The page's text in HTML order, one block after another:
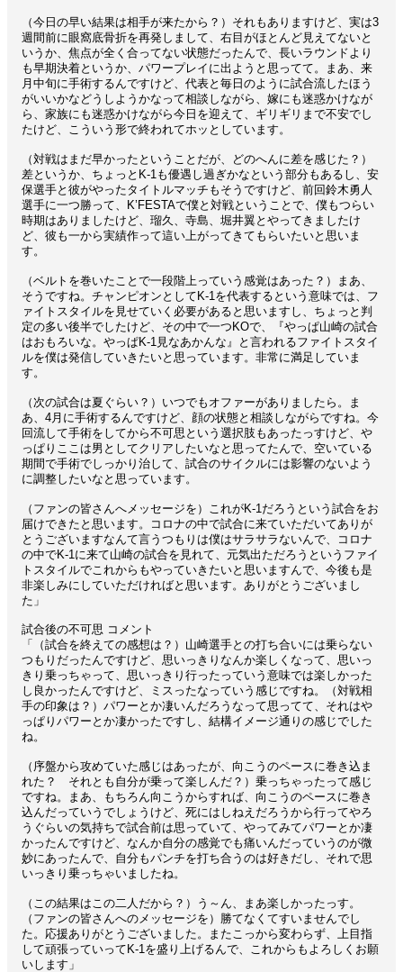
（今日の早い結果は相手が来たから？）それもありますけど、実は3
週間前に眼窩底骨折を再発しまして、右目がほとんど見えてないと
いうか、焦点が全く合ってない状態だったんで、長いラウンドより
も早期決着というか、パワープレイに出ようと思ってて。まあ、来
月中旬に手術するんですけど、代表と毎日のように試合流したほう
がいいかなどうしようかなって相談しながら、嫁にも迷惑かけなが
ら、家族にも迷惑かけながら今日を迎えて、ギリギリまで不安でし
たけど、こういう形で終われてホッとしています。
（対戦はまだ早かったということだが、どのへんに差を感じた？）
差というか、ちょっとK-1も優遇し過ぎかなという部分もあるし、安
保選手と彼がやったタイトルマッチもそうですけど、前回鈴木勇人
選手に一つ勝って、K’FESTAで僕と対戦ということで、僕もつらい
時期はありましたけど、瑠久、寺島、堀井翼とやってきましたけ
ど、彼も一から実績作って這い上がってきてもらいたいと思いま
す。
（ベルトを巻いたことで一段階上っていう感覚はあった？）まあ、
そうですね。チャンピオンとしてK-1を代表するという意味では、フ
ァイトスタイルを見せていく必要があると思いますし、ちょっと判
定の多い後半でしたけど、その中で一つKOで、『やっぱ山崎の試合
はおもろいな。やっぱK-1見なあかんな』と言われるファイトスタイ
ルを僕は発信していきたいと思っています。非常に満足していま
す。
（次の試合は夏ぐらい？）いつでもオファーがありましたら。ま
あ、4月に手術するんですけど、顔の状態と相談しながらですね。今
回流して手術をしてから不可思という選択肢もあったっすけど、や
っぱりここは男としてクリアしたいなと思ってたんで、空いている
期間で手術でしっかり治して、試合のサイクルには影響のないよう
に調整したいなと思っています。
（ファンの皆さんへメッセージを）これがK-1だろうという試合をお
届けできたと思います。コロナの中で試合に来ていただいてありが
とうございますなんて言うつもりは僕はサラサラないんで、コロナ
の中でK-1に来て山崎の試合を見れて、元気出ただろうというファイ
トスタイルでこれからもやっていきたいと思いますんで、今後も是
非楽しみにしていただければと思います。ありがとうございまし
た」
試合後の不可思 コメント
「（試合を終えての感想は？）山崎選手との打ち合いには乗らない
つもりだったんですけど、思いっきりなんか楽しくなって、思いっ
きり乗っちゃって、思いっきり行ったっていう意味では楽しかった
し良かったんですけど、ミスったなっていう感じですね。（対戦相
手の印象は？）パワーとか凄いんだろうなって思ってて、それはや
っぱりパワーとか凄かったですし、結構イメージ通りの感じでした
ね。
（序盤から攻めていた感じはあったが、向こうのペースに巻き込ま
れた？ それとも自分が乗って楽しんだ？）乗っちゃったって感じ
ですね。まあ、もちろん向こうからすれば、向こうのペースに巻き
込んだっていうでしょうけど、死にはしねえだろうから行ってやろ
うぐらいの気持ちで試合前は思っていて、やってみてパワーとか凄
かったんですけど、なんか自分の感覚でも痛いんだっていうのが微
妙にあったんで、自分もパンチを打ち合うのは好きだし、それで思
いっきり乗っちゃいましたね。
（この結果はこの二人だから？）う～ん、まあ楽しかったっす。
（ファンの皆さんへのメッセージを）勝てなくてすいませんでし
た。応援ありがとうございました。またこっから変わらず、上目指
して頑張っていってK-1を盛り上げるんで、これからもよろしくお願
いします」